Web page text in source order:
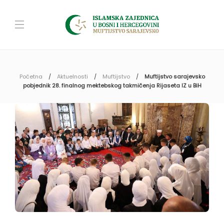
Početna Aktuelnosti Muftijstvo
Muftijstvo sarajevsko
pobjednik 28. finalnog mektebskog takmičenja Rijaseta IZ u BiH